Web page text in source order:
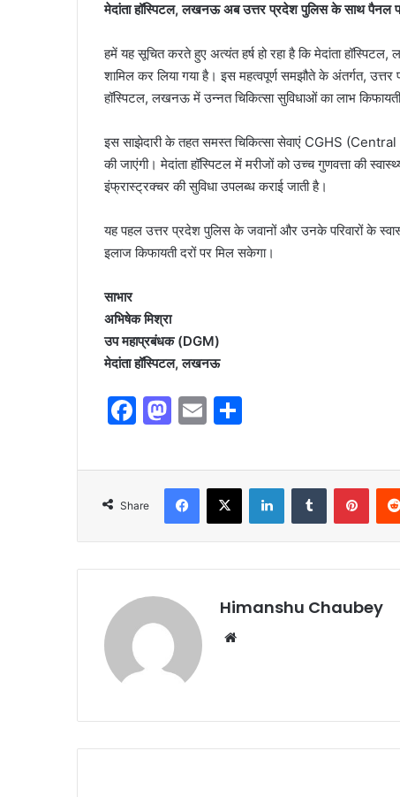
मेदांता हॉस्पिटल, लखनऊ अब उत्तर प्रदेश पुलिस के साथ पैनल
हमें यह सूचित करते हुए अत्यंत हर्ष हो रहा है कि मेदांता
शामिल कर लिया गया है। इस महत्वपूर्ण समझौते के अंतर्गत,
हॉस्पिटल, लखनऊ में उन्नत चिकित्सा सुविधाओं का लाभ
इस साझेदारी के तहत समस्त चिकित्सा सेवाएं CGHS
की जाएंगी। मेदांता हॉस्पिटल में मरीजों को उच्च गुणवत्ता की
इंफ्रास्ट्रक्चर की सुविधा उपलब्ध कराई जाती है।
यह पहल उत्तर प्रदेश पुलिस के जवानों और उनके परिवारों के
इलाज किफायती दरों पर मिल सकेगा।
साभार
अभिषेक मिश्रा
उप महाप्रबंधक (DGM)
मेदांता हॉस्पिटल, लखनऊ
F
c
e
o
o
k
M
st
o
d
o
n
E
ai
l
ar
e
Share
Himanshu Chaubey